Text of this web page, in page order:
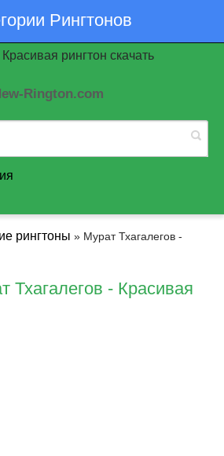
Рингтонов
рингтон скачать
Rington.com
рингтоны » Мурат Тхагалегов -
Тхагалегов - Красивая